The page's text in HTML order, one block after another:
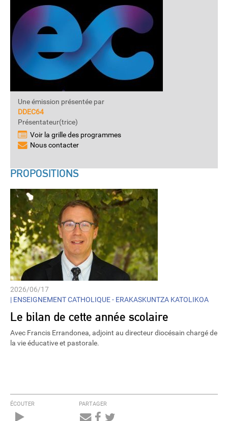
Une émission présentée par
DDEC64
Présentateur(trice)
Voir la grille des programmes
Nous contacter
PROPOSITIONS
2026/06/17
| ENSEIGNEMENT CATHOLIQUE - ERAKASKUNTZA KATOLIKOA
Le bilan de cette année scolaire
Avec Francis Errandonea, adjoint au directeur diocésain chargé de
la vie éducative et pastorale.
ÉCOUTER PARTAGER